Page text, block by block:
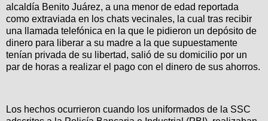
alcaldía Benito Juárez, a una menor de edad reportada
como extraviada en los chats vecinales, la cual tras recibir
una llamada telefónica en la que le pidieron un depósito de
dinero para liberar a su madre a la que supuestamente
tenían privada de su libertad, salió de su domicilio por un
par de horas a realizar el pago con el dinero de sus ahorros.
Los hechos ocurrieron cuando los uniformados de la SSC